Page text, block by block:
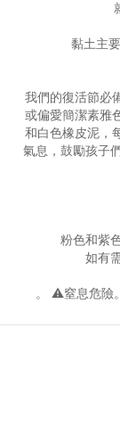
黏土主
我們的復活節必
或偏愛簡潔素雅
和白色橡皮泥，
氣息，鼓勵孩子
粉色和紫
如有
。 ⚠️窒息危險